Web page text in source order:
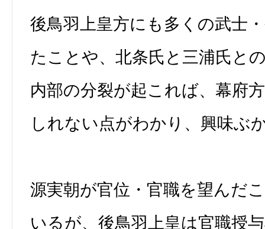
後鳥羽上皇方にも多くの武士
たことや、北条氏と三浦氏と
内部の分裂が起これば、幕府
しれない点がわかり、興味ぶ
源実朝が官位・官職を望んだ
いるが、後鳥羽上皇は官職授